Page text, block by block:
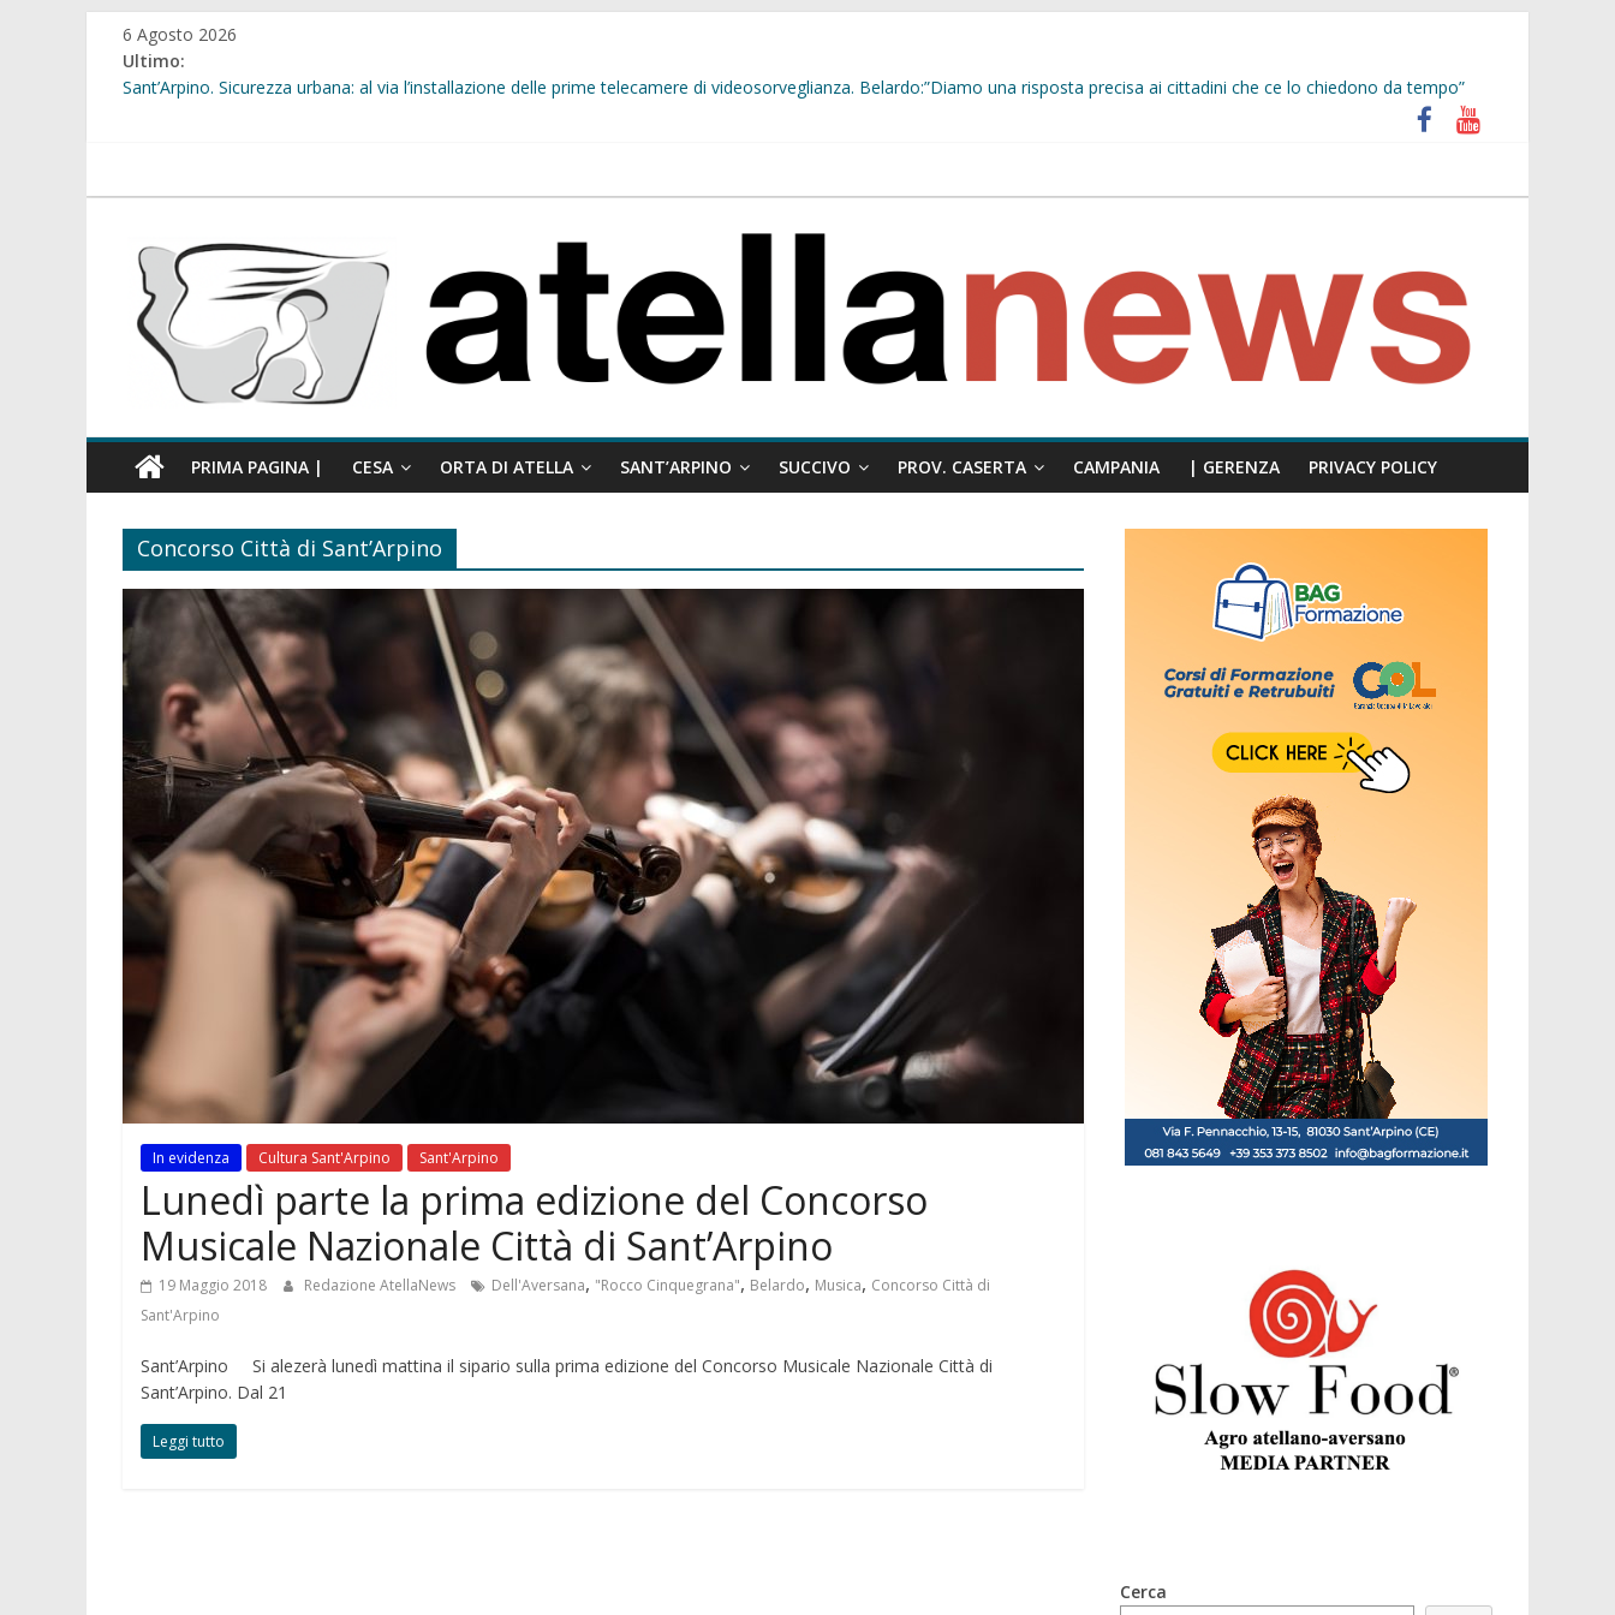
Salta
contenuto
6 Agosto 2026
Ultimo:
Sant’Arpino. Sicurezza urbana: al via l’installazione delle prime telecamere di videosorveglianza. Belardo:”Diamo una risposta precisa ai cittadini che ce lo chiedono da tempo”
Sant’Arpino. Consiglio comunale del 29 luglio, il gruppo misto:”La verità dei fatti, le bugie hanno le gambe corte. Altro che presunti insulti sessisti, parla il video del consiglio
Calcio a 5. Nasce l’ASD Cesa
atellanews.it
PRIMA PAGINA | CESA ORTA DI ATELLA SANT’ARPINO SUCCIVO PROV. CASERTA CAMPANIA | GERENZA PRIVACY POLICY
Concorso Città di Sant’Arpino
In evidenza Cultura Sant'Arpino Sant'Arpino
Lunedì parte la prima edizione del Concorso
Musicale Nazionale Città di Sant’Arpino
19 Maggio 2018 Redazione AtellaNews Dell'Aversana, "Rocco Cinquegrana", Belardo, Musica, Concorso Città di
Sant'Arpino
Sant’Arpino Si alezerà lunedì mattina il sipario sulla prima edizione del Concorso Musicale Nazionale Città di
Sant’Arpino. Dal 21
Leggi tutto
Cerca